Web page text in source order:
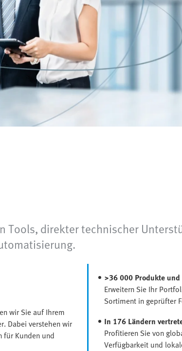
Tools, direkter technischer
wir Sie auf Ihrem
Dabei verstehen wir
für Kunden und
>36 000 Produkte
Erweitern Sie Ihr
Sortiment in geprüfter
In 176 Ländern
Profitieren Sie von
Verfügbarkeit und